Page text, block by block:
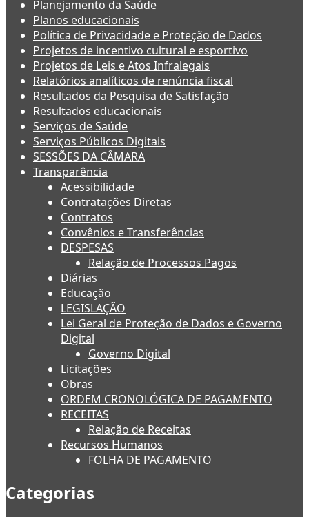
Planejamento da Saúde
Planos educacionais
Política de Privacidade e Proteção de Dados
Projetos de incentivo cultural e esportivo
Projetos de Leis e Atos Infralegais
Relatórios analíticos de renúncia fiscal
Resultados da Pesquisa de Satisfação
Resultados educacionais
Serviços de Saúde
Serviços Públicos Digitais
SESSÕES DA CÂMARA
Transparência
Acessibilidade
Contratações Diretas
Contratos
Convênios e Transferências
DESPESAS
Relação de Processos Pagos
Diárias
Educação
LEGISLAÇÃO
Lei Geral de Proteção de Dados e Governo
Digital
Governo Digital
Licitações
Obras
ORDEM CRONOLÓGICA DE PAGAMENTO
RECEITAS
Relação de Receitas
Recursos Humanos
FOLHA DE PAGAMENTO
Categorias